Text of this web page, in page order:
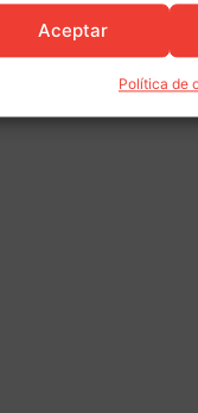
Aceptar
Política de